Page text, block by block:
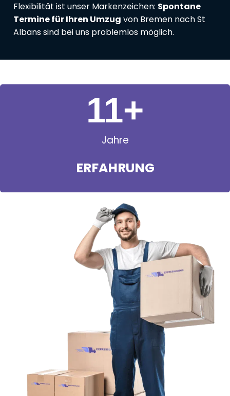
Flexibilität ist unser Markenzeichen: Spontane
Termine für Ihren Umzug von Bremen nach St
Albans sind bei uns problemlos möglich.
Jahre
ERFAHRUNG
11+